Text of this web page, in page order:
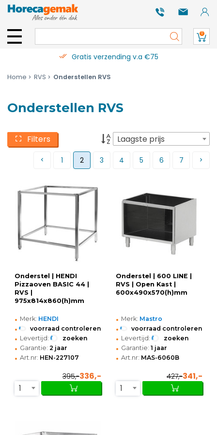
0
Gratis verzending v.a €75
Home RVS Onderstellen RVS
Onderstellen RVS
Filters Laagste prijs
1 2 3 4 5 6 7
Onderstel | HENDI
Pizzaoven BASIC 44 |
RVS |
975x814x860(h)mm
• Merk: HENDI
• voorraad controleren
• Levertijd: zoeken
• Garantie: 2 jaar
• Art.nr: HEN-227107
395,-336,-
1
Onderstel | 600 LINE |
RVS | Open Kast |
600x490x570(h)mm
• Merk: Mastro
• voorraad controleren
• Levertijd: zoeken
• Garantie: 1 jaar
• Art.nr: MAS-6060B
427,-341,-
1